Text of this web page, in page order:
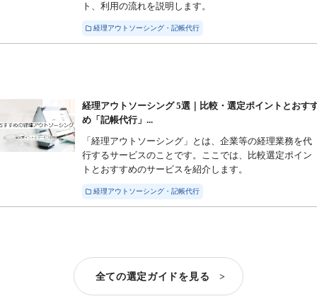
ト、利用の流れを説明します。
経理アウトソーシング・記帳代行
経理アウトソーシング 5選｜比較・選定ポイントとおす
め「記帳代行」...
「経理アウトソーシング」とは、企業等の経理業務を代
行するサービスのことです。ここでは、比較選定ポイン
トとおすすめのサービスを紹介します。
経理アウトソーシング・記帳代行
全ての選定ガイドを見る >